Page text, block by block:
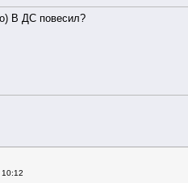
В ДС повесил?